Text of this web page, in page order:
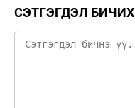
СЭТГЭГДЭЛ БИЧИХ